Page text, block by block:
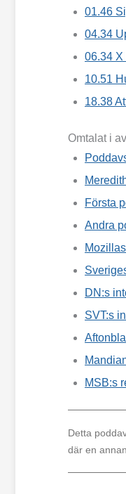
01.46
04.34
06.34 X
10.51
18.38
Omtalat i
Första
Andra
DN:s
SVT:s
MSB:s
Detta
där en